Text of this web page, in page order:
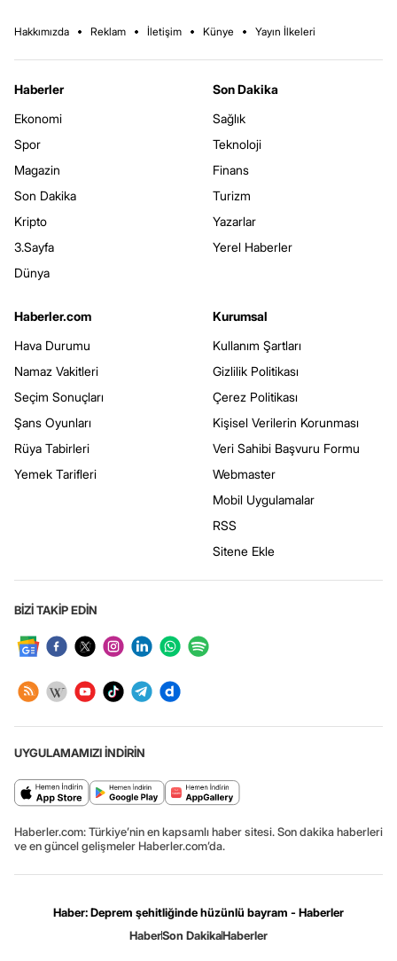
Hakkımızda Reklam İletişim Künye Yayın İlkeleri
Haberler
Ekonomi
Spor
Magazin
Son Dakika
Kripto
3.Sayfa
Dünya
Son Dakika
Sağlık
Teknoloji
Finans
Turizm
Yazarlar
Yerel Haberler
Haberler.com
Hava Durumu
Namaz Vakitleri
Seçim Sonuçları
Şans Oyunları
Rüya Tabirleri
Yemek Tarifleri
Kurumsal
Kullanım Şartları
Gizlilik Politikası
Çerez Politikası
Kişisel Verilerin Korunması
Veri Sahibi Başvuru Formu
Webmaster
Mobil Uygulamalar
RSS
Sitene Ekle
BİZİ TAKİP EDİN
UYGULAMAMIZI İNDİRİN
Haberler.com: Türkiye’nin en kapsamlı haber sitesi. Son dakika haberleri
ve en güncel gelişmeler Haberler.com’da.
Haber: Deprem şehitliğinde hüzünlü bayram - Haberler
HaberSon DakikaHaberler